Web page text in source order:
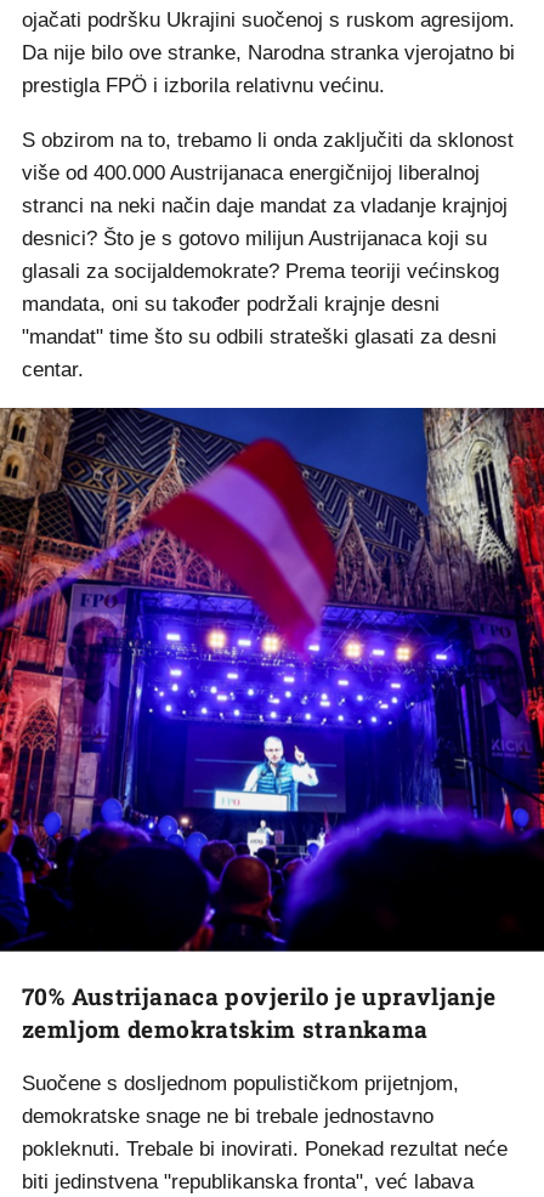
ojačati podršku Ukrajini suočenoj s ruskom agresijom.
Da nije bilo ove stranke, Narodna stranka vjerojatno bi
prestigla FPÖ i izborila relativnu većinu.
S obzirom na to, trebamo li onda zaključiti da sklonost
više od 400.000 Austrijanaca energičnijoj liberalnoj
stranci na neki način daje mandat za vladanje krajnjoj
desnici? Što je s gotovo milijun Austrijanaca koji su
glasali za socijaldemokrate? Prema teoriji većinskog
mandata, oni su također podržali krajnje desni
"mandat" time što su odbili strateški glasati za desni
centar.
70% Austrijanaca povjerilo je upravljanje
zemljom demokratskim strankama
Suočene s dosljednom populističkom prijetnjom,
demokratske snage ne bi trebale jednostavno
pokleknuti. Trebale bi inovirati. Ponekad rezultat neće
biti jedinstvena "republikanska fronta", već labava